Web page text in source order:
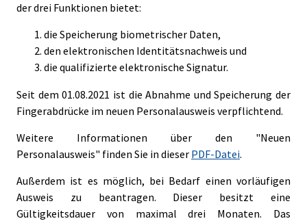
der drei Funktionen bietet:
die Speicherung biometrischer Daten,
den elektronischen Identitätsnachweis und
die qualifizierte elektronische Signatur.
Seit dem 01.08.2021 ist die Abnahme und Speicherung der
Fingerabdrücke im neuen Personalausweis verpflichtend.
Weitere Informationen über den "Neuen
Personalausweis" finden Sie in dieser PDF-Datei.
Außerdem ist es möglich, bei Bedarf einen vorläufigen
Ausweis zu beantragen. Dieser besitzt eine
Gültigkeitsdauer von maximal drei Monaten. Das